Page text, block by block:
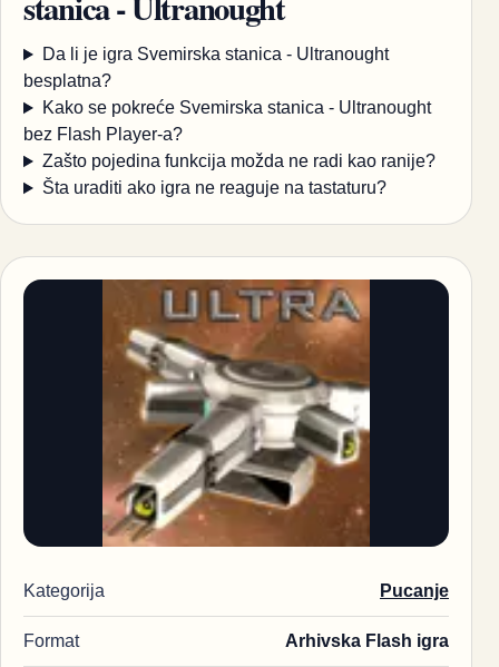
Da li je igra Svemirska stanica - Ultranought
besplatna?
Kako se pokreće Svemirska stanica - Ultranought
bez Flash Player-a?
Zašto pojedina funkcija možda ne radi kao ranije?
Šta uraditi ako igra ne reaguje na tastaturu?
Kategorija Pucanje
Format Arhivska Flash igra